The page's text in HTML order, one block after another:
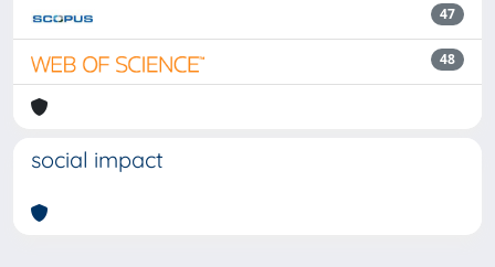
47
48
social impact